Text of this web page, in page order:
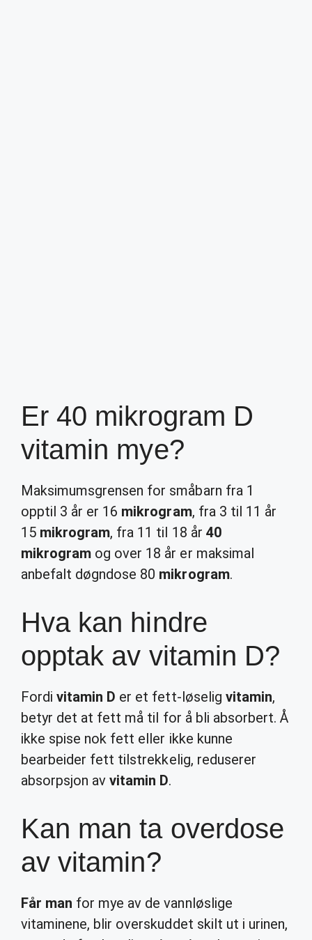
Er 40 mikrogram D
vitamin mye?
Maksimumsgrensen for småbarn fra 1
opptil 3 år er 16 mikrogram, fra 3 til 11 år
15 mikrogram, fra 11 til 18 år 40
mikrogram og over 18 år er maksimal
anbefalt døgndose 80 mikrogram.
Hva kan hindre
opptak av vitamin D?
Fordivitamin D er et fett-løselig vitamin,
betyr det at fett må til for å bli absorbert. Å
ikke spise nok fett eller ikke kunne
bearbeider fett tilstrekkelig, reduserer
absorpsjon avvitamin D.
Kan man ta overdose
av vitamin?
Får man for mye av de vannløslige
vitaminene, blir overskuddet skilt ut i urinen,